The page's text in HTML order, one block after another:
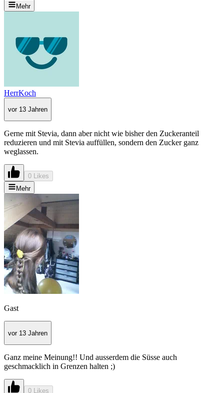
Mehr
HerrKoch
vor 13 Jahren
Gerne mit Stevia, dann aber nicht wie bisher den Zuckeranteil
reduzieren und mit Stevia auffüllen, sondern den Zucker ganz
weglassen.
0 Likes
Mehr
Gast
vor 13 Jahren
Ganz meine Meinung!! Und ausserdem die Süsse auch
geschmacklich in Grenzen halten ;)
0 Likes